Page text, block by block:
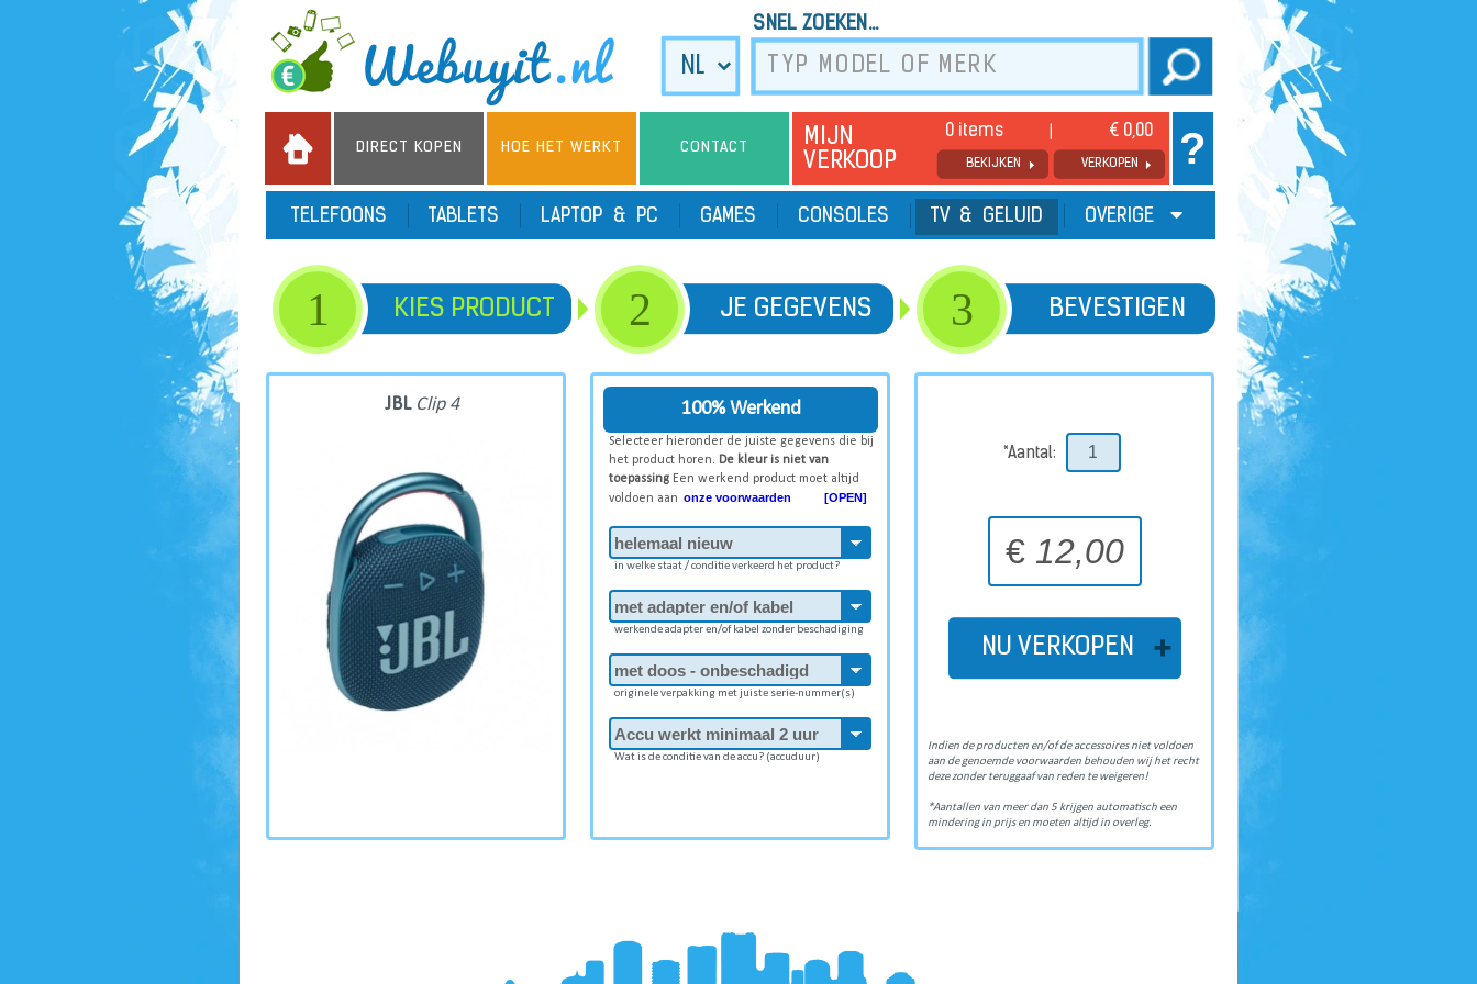
SNEL ZOEKEN...
DIRECT KOPEN HOE HET WERKT CONTACT
MIJN
VERKOOP
0 items € 0,00
BEKIJKEN VERKOPEN ?
TELEFOONS TABLETS LAPTOP & PC GAMES CONSOLES TV & GELUID OVERIGE
1 KIES PRODUCT 2 JE GEGEVENS 3 BEVESTIGEN
JBL Clip 4 100% Werkend
Selecteer hieronder de juiste gegevens die bij
het product horen. De kleur is niet van
toepassing Een werkend product moet altijd
voldoen aan onze voorwaarden [OPEN]
in welke staat / conditie verkeerd het product?
werkende adapter en/of kabel zonder beschadiging
originele verpakking met juiste serie-nummer(s)
Wat is de conditie van de accu? (accuduur)
*Aantal:
€ 12,00
NU VERKOPEN
Indien de producten en/of de accessoires niet voldoen
aan de genoemde voorwaarden behouden wij het recht
deze zonder teruggaaf van reden te weigeren!
*Aantallen van meer dan 5 krijgen automatisch een
mindering in prijs en moeten altijd in overleg.